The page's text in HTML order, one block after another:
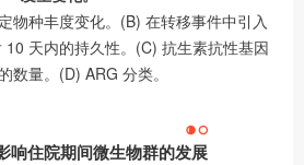
物种丰度变化。(B) 在转移事件中引入
10 天内的持久性。(C) 抗生素抗性基因
数量。(D) ARG 分类。
响住院期间微生物群的发展